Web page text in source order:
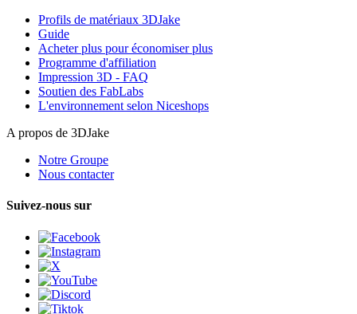
Profils de matériaux 3DJake
Guide
Acheter plus pour économiser plus
Programme d'affiliation
Impression 3D - FAQ
Soutien des FabLabs
L'environnement selon Niceshops
A propos de 3DJake
Notre Groupe
Nous contacter
Suivez-nous sur